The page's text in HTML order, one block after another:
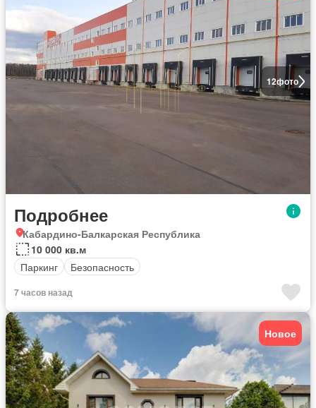
12фото
Подробнее
Кабардино-Балкарская Республика
10 000 кв.м
Паркинг
Безопасность
7 часов назад
Новое